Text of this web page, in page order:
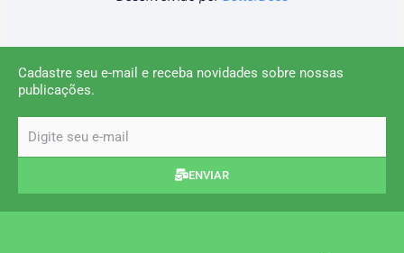
Cadastre seu e-mail e receba novidades sobre nossas
publicações.
ENVIAR